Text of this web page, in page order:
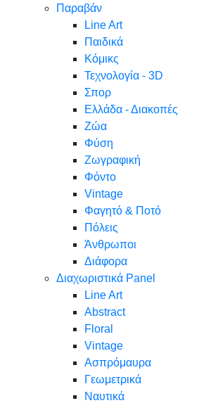
Παραβάν
Line Art
Παιδικά
Κόμικς
Τεχνολογία - 3D
Σπορ
Ελλάδα - Διακοπές
Ζώα
Φύση
Ζωγραφική
Φόντο
Vintage
Φαγητό & Ποτό
Πόλεις
Άνθρωποι
Διάφορα
Διαχωριστικά Panel
Line Art
Abstract
Floral
Vintage
Ασπρόμαυρα
Γεωμετρικά
Ναυτικά